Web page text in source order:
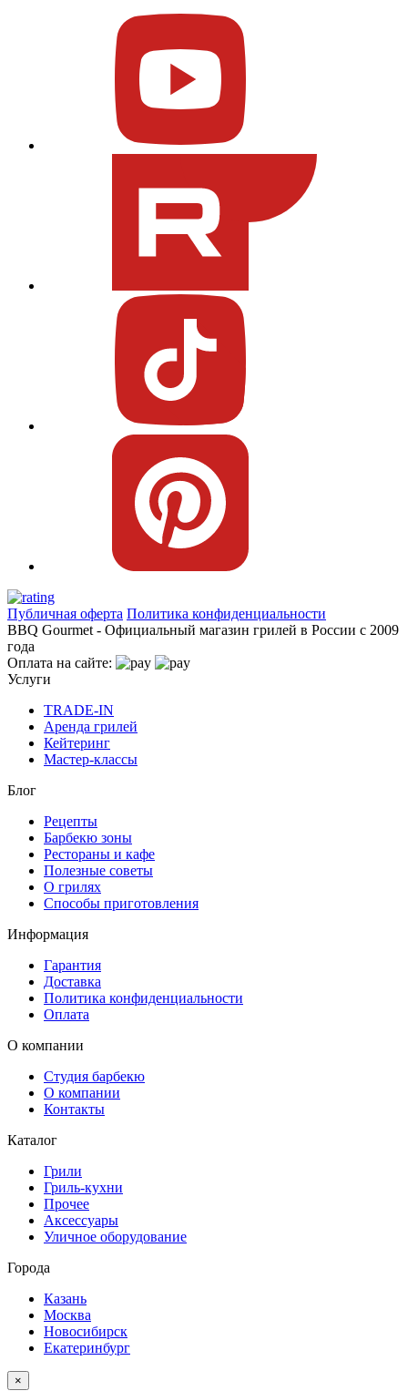
Публичная оферта Политика конфиденциальности
BBQ Gourmet - Официальный магазин грилей в России с 2009
года
Оплата на сайте:
Услуги
TRADE-IN
Аренда грилей
Кейтеринг
Мастер-классы
Блог
Рецепты
Барбекю зоны
Рестораны и кафе
Полезные советы
О грилях
Способы приготовления
Информация
Гарантия
Доставка
Политика конфиденциальности
Оплата
О компании
Студия барбекю
О компании
Контакты
Каталог
Грили
Гриль-кухни
Прочее
Аксессуары
Уличное оборудование
Города
Казань
Москва
Новосибирск
Екатеринбург
×